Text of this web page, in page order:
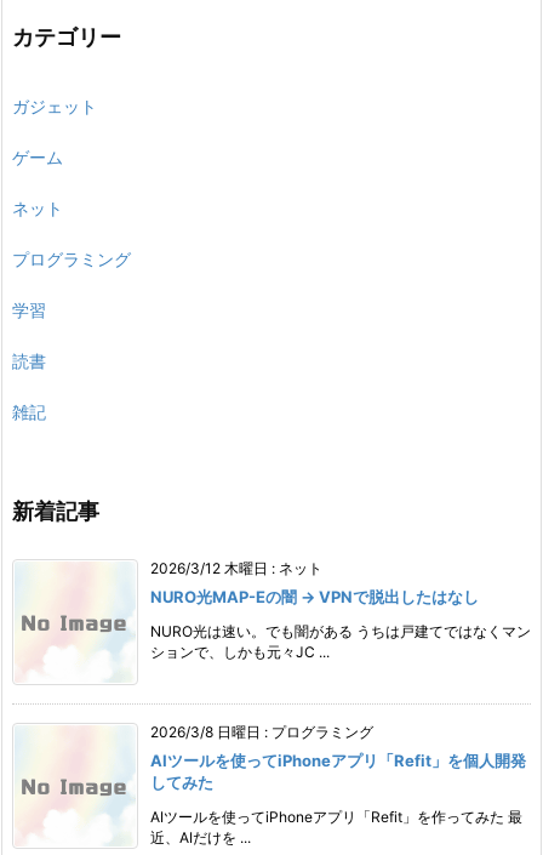
カテゴリー
ガジェット
ゲーム
ネット
プログラミング
学習
読書
雑記
新着記事
2026/3/12 木曜日 : ネット
NURO光MAP-Eの闇 → VPNで脱出したはなし
NURO光は速い。でも闇がある うちは戸建てではなくマン
ションで、しかも元々JC ...
2026/3/8 日曜日 : プログラミング
AIツールを使ってiPhoneアプリ「Refit」を個人開発
してみた
AIツールを使ってiPhoneアプリ「Refit」を作ってみた 最
近、AIだけを ...